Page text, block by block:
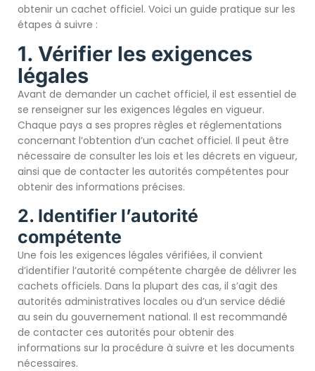
obtenir un cachet officiel. Voici un guide pratique sur les
étapes à suivre :
1. Vérifier les exigences
légales
Avant de demander un cachet officiel, il est essentiel de
se renseigner sur les exigences légales en vigueur.
Chaque pays a ses propres règles et réglementations
concernant l’obtention d’un cachet officiel. Il peut être
nécessaire de consulter les lois et les décrets en vigueur,
ainsi que de contacter les autorités compétentes pour
obtenir des informations précises.
2. Identifier l’autorité
compétente
Une fois les exigences légales vérifiées, il convient
d’identifier l’autorité compétente chargée de délivrer les
cachets officiels. Dans la plupart des cas, il s’agit des
autorités administratives locales ou d’un service dédié
au sein du gouvernement national. Il est recommandé
de contacter ces autorités pour obtenir des
informations sur la procédure à suivre et les documents
nécessaires.